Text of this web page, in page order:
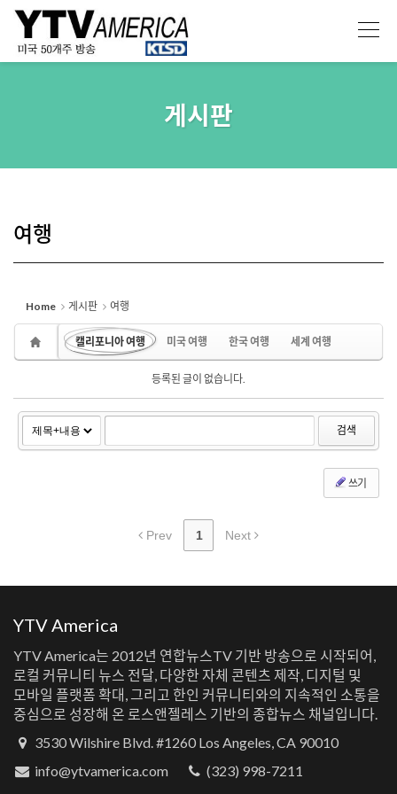
게시판
여행
Home 게시판 여행
캘리포니아 여행 미국 여행 한국 여행 세계 여행
등록된 글이 없습니다.
검색
쓰기
Prev 1 Next
YTV America
YTV America는 2012년 연합뉴스TV 기반 방송으로 시작되어,
로컬 커뮤니티 뉴스 전달, 다양한 자체 콘텐츠 제작, 디지털 및
모바일 플랫폼 확대, 그리고 한인 커뮤니티와의 지속적인 소통을
중심으로 성장해 온 로스앤젤레스 기반의 종합뉴스 채널입니다.
3530 Wilshire Blvd. #1260 Los Angeles, CA 90010
info@ytvamerica.com
(323) 998-7211